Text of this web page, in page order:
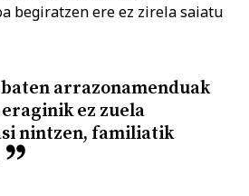
begiratzen ere ez zirela saiatu
arrazonamenduak
ez zuela
nintzen, familiatik